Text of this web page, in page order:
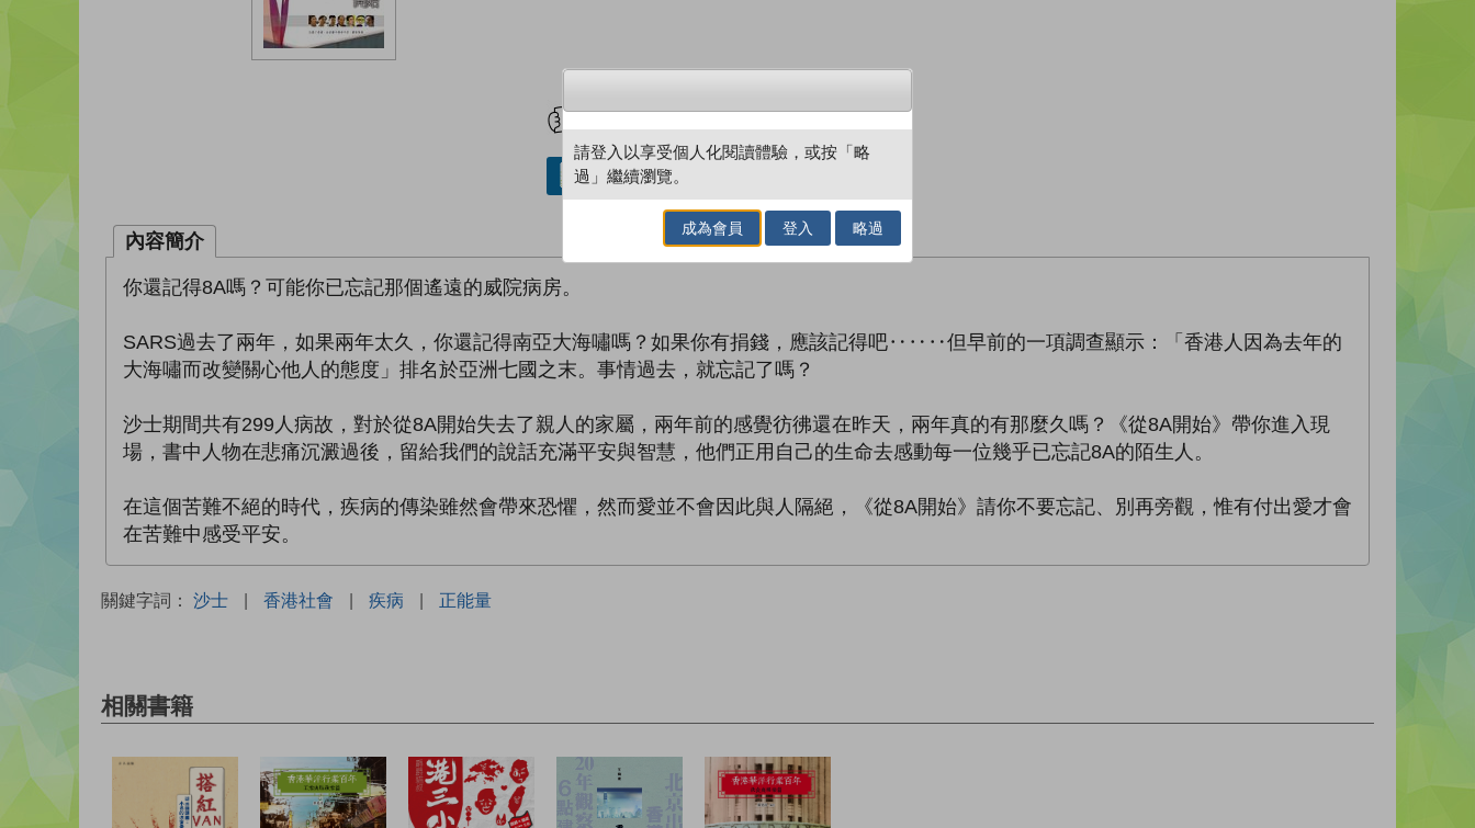
借閱實體書
內容簡介
你還記得8A嗎？可能你已忘記那個遙遠的威院病房。
SARS過去了兩年，如果兩年太久，你還記得南亞大海嘯嗎？如果你有捐錢，應該記得吧‥‥‥但早前的一項調查顯示：「香港人因為去年的
大海嘯而改變關心他人的態度」排名於亞洲七國之末。事情過去，就忘記了嗎？
沙士期間共有299人病故，對於從8A開始失去了親人的家屬，兩年前的感覺彷彿還在昨天，兩年真的有那麼久嗎？《從8A開始》帶你進入現
場，書中人物在悲痛沉澱過後，留給我們的說話充滿平安與智慧，他們正用自己的生命去感動每一位幾乎已忘記8A的陌生人。
在這個苦難不絕的時代，疾病的傳染雖然會帶來恐懼，然而愛並不會因此與人隔絕，《從8A開始》請你不要忘記、別再旁觀，惟有付出愛才會
在苦難中感受平安。
關鍵字詞： 沙士 | 香港社會 | 疾病 | 正能量
相關書籍
請登入以享受個人化閱讀體驗，或按「略
過」繼續瀏覽。
成為會員 登入 略過